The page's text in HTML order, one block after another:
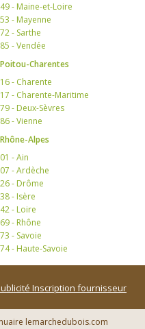
49 - Maine-et-Loire
53 - Mayenne
72 - Sarthe
85 - Vendée
Poitou-Charentes
16 - Charente
17 - Charente-Maritime
79 - Deux-Sèvres
86 - Vienne
Rhône-Alpes
01 - Ain
07 - Ardèche
26 - Drôme
38 - Isère
42 - Loire
69 - Rhône
73 - Savoie
74 - Haute-Savoie
Inscription fournisseur
lemarchedubois.com